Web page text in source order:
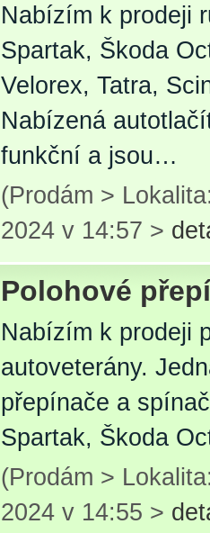
Nabízím k prodeji
Spartak, Škoda
Velorex, Tatra,
Nabízená
funkční a jsou…
(Prodám >
2024 v 14:57 >
Polohové
Nabízím k prodeji
autoveterány.
přepínače a
Spartak, Škoda
(Prodám >
2024 v 14:55 >